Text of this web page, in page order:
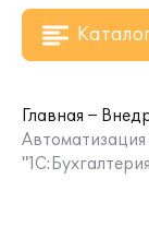
Главная
Автоматизация